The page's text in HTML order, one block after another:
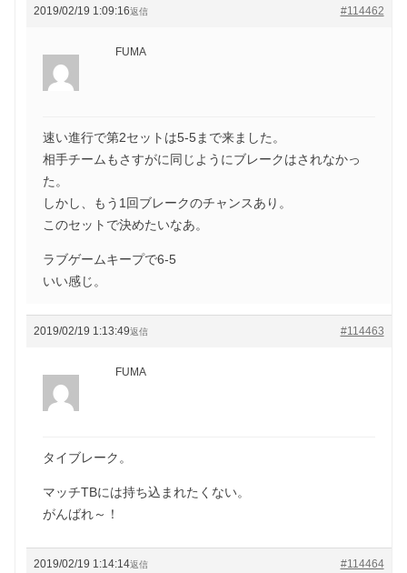
2019/02/19 1:09:16 #114462
返信
FUMA
速い進行で第2セットは5-5まで来ました。
相手チームもさすがに同じようにブレークはされなかっ
た。
しかし、もう1回ブレークのチャンスあり。
このセットで決めたいなあ。
ラブゲームキープで6-5
いい感じ。
2019/02/19 1:13:49 #114463
返信
FUMA
タイブレーク。
マッチTBには持ち込まれたくない。
がんばれ～！
2019/02/19 1:14:14 #114464
返信